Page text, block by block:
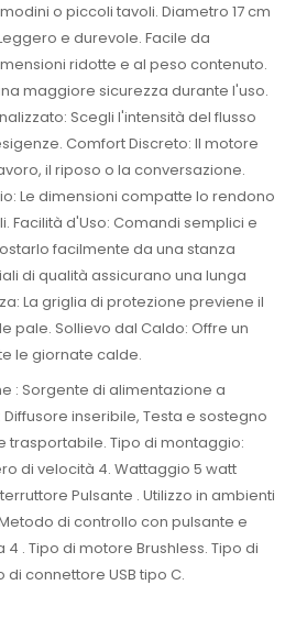
o piccoli tavoli. Diametro 17 cm
e durevole. Facile da
ridotte e al peso contenuto.
maggiore sicurezza durante l'uso.
Scegli l'intensità del flusso
Comfort Discreto: Il motore
il riposo o la conversazione.
Le dimensioni compatte lo rendono
Facilità d'Uso: Comandi semplici e
facilmente da una stanza
di qualità assicurano una lunga
La griglia di protezione previene il
pale. Sollievo dal Caldo: Offre un
le giornate calde.
: Sorgente di alimentazione a
inseribile, Testa e sostegno
trasportabile. Tipo di montaggio:
di velocità 4. Wattaggio 5 watt
Pulsante . Utilizzo in ambienti
di controllo con pulsante e
. Tipo di motore Brushless. Tipo di
connettore USB tipo C.